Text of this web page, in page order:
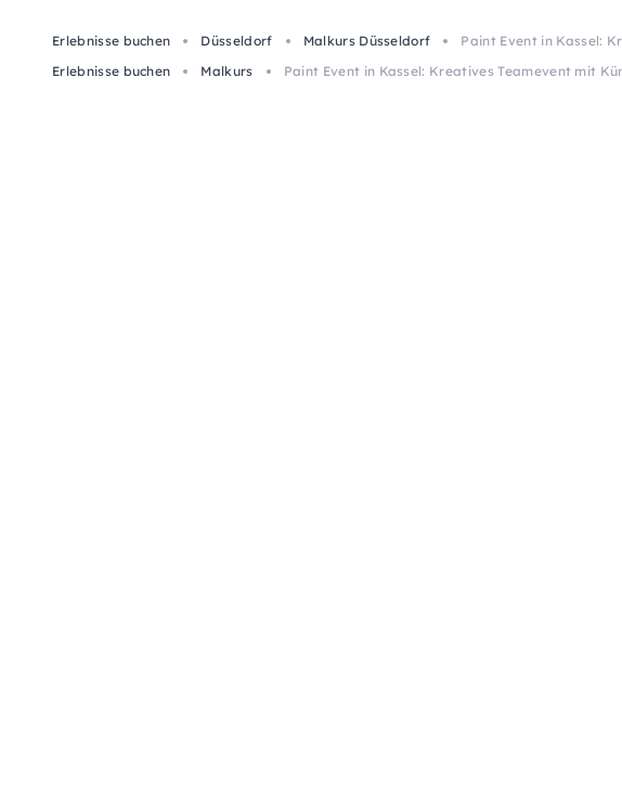
Erlebnisse buchen Düsseldorf Malkurs Düsseldorf
Paint Event in Kassel:
Erlebnisse buchen
Malkurs Paint Event in Kassel: Kreatives Teamevent mit